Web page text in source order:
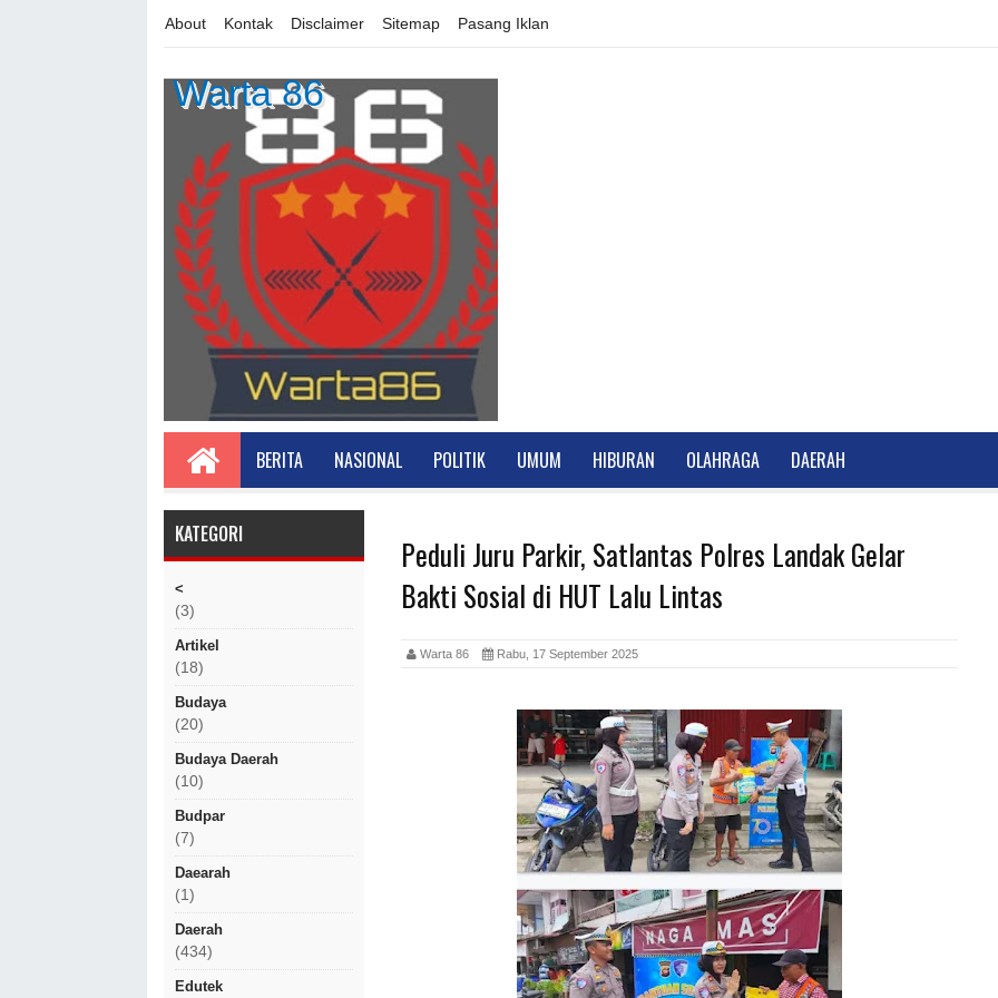
About Kontak Disclaimer Sitemap Pasang Iklan
Warta 86
BERITA NASIONAL POLITIK UMUM HIBURAN OLAHRAGA DAERAH
KATEGORI
<
(3)
Artikel
(18)
Budaya
(20)
Budaya Daerah
(10)
Budpar
(7)
Daearah
(1)
Daerah
(434)
Edutek
Peduli Juru Parkir, Satlantas Polres Landak Gelar
Bakti Sosial di HUT Lalu Lintas
Warta 86 Rabu, 17 September 2025